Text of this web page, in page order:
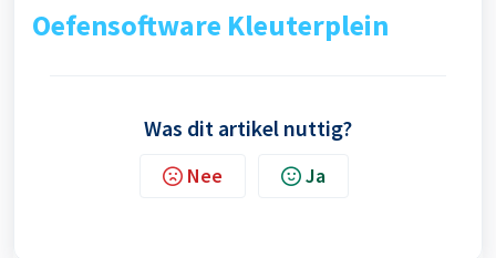
Oefensoftware Kleuterplein
Was dit artikel nuttig?
Nee Ja